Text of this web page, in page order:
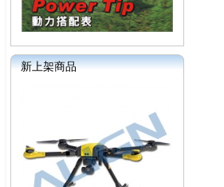
新上架商品